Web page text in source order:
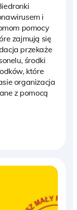
i
pomocy
zajmują się
przekaże
środki
które
organizacja
z pomocą